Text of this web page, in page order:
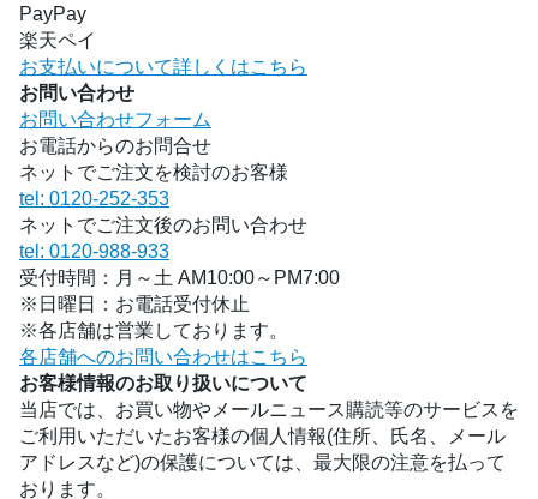
PayPay
楽天ペイ
お支払いについて詳しくはこちら
お問い合わせ
お問い合わせフォーム
お電話からのお問合せ
ネットでご注文を検討のお客様
tel: 0120-252-353
ネットでご注文後のお問い合わせ
tel: 0120-988-933
受付時間：月～土 AM10:00～PM7:00
※日曜日：お電話受付休止
※各店舗は営業しております。
各店舗へのお問い合わせはこちら
お客様情報のお取り扱いについて
当店では、お買い物やメールニュース購読等のサービスを
ご利用いただいたお客様の個人情報(住所、氏名、メール
アドレスなど)の保護については、最大限の注意を払って
おります。